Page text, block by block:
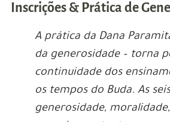
Inscrições & Prática de
A prática da Dana
da generosidade – torna
continuidade dos
os tempos do Buda. As
generosidade,